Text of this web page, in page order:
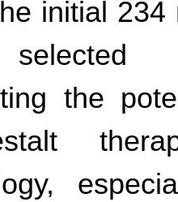
initial 234
the